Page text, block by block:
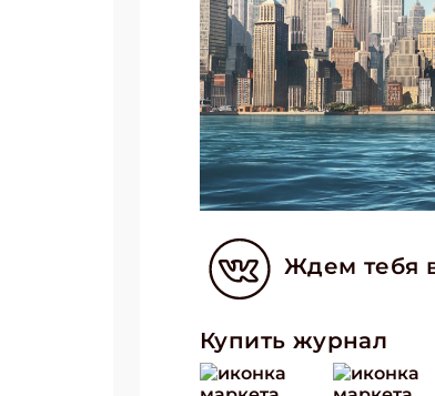
Ждем тебя
Купить журнал